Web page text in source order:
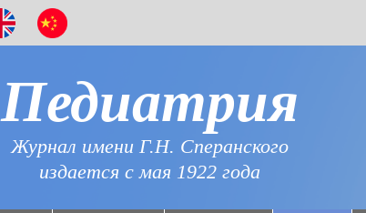
Педиатрия
Журнал имени Г.Н. Сперанского
издается с мая 1922 года